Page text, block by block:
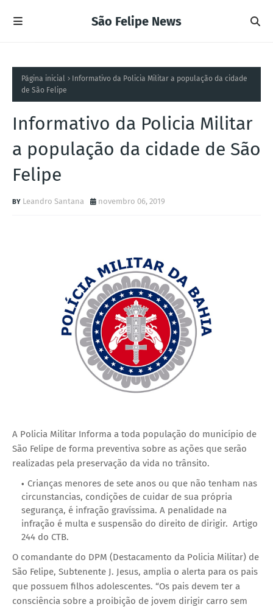
São Felipe News
Página inicial
Informativo da Policia Militar a população da cidade
de São Felipe
Informativo da Policia Militar
a população da cidade de São
Felipe
Leandro Santana novembro 06, 2019
A Policia Militar Informa a toda população do município de
São Felipe de forma preventiva sobre as ações que serão
realizadas pela preservação da vida no trânsito.
Crianças menores de sete anos ou que não tenham nas
circunstancias, condições de cuidar de sua própria
segurança, é infração gravíssima. A penalidade na
infração é multa e suspensão do direito de dirigir. Artigo
244 do CTB.
O comandante do DPM (Destacamento da Policia Militar) de
São Felipe, Subtenente J. Jesus, amplia o alerta para os pais
que possuem filhos adolescentes. “Os pais devem ter a
consciência sobre a proibição de jovem dirigir carro sem